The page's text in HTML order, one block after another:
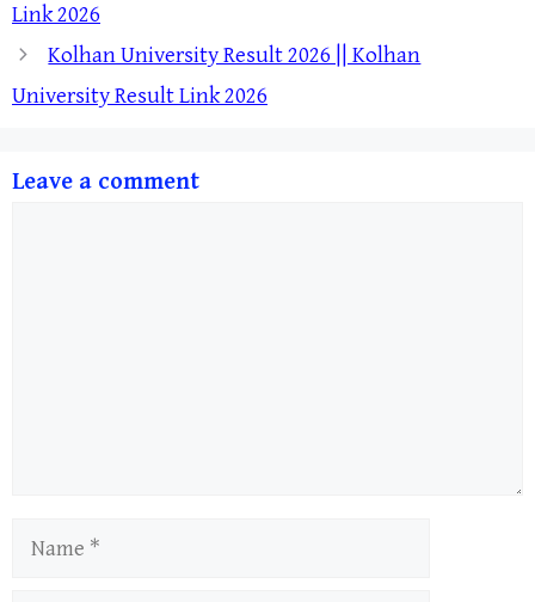
Link 2026
Kolhan University Result 2026 || Kolhan
University Result Link 2026
Leave a comment
Name